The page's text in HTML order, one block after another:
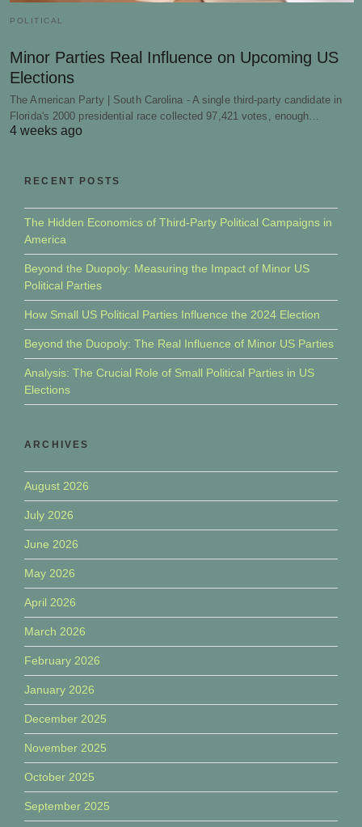
POLITICAL
Minor Parties Real Influence on Upcoming US
Elections
The American Party | South Carolina - A single third-party candidate in
Florida's 2000 presidential race collected 97,421 votes, enough…
4 weeks ago
RECENT POSTS
The Hidden Economics of Third-Party Political Campaigns in
America
Beyond the Duopoly: Measuring the Impact of Minor US
Political Parties
How Small US Political Parties Influence the 2024 Election
Beyond the Duopoly: The Real Influence of Minor US Parties
Analysis: The Crucial Role of Small Political Parties in US
Elections
ARCHIVES
August 2026
July 2026
June 2026
May 2026
April 2026
March 2026
February 2026
January 2026
December 2025
November 2025
October 2025
September 2025